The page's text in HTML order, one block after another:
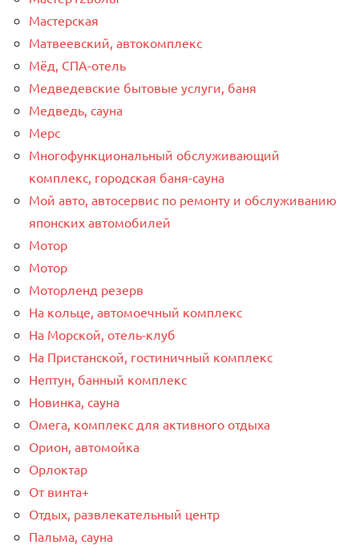
Мастерская
Матвеевский, автокомплекс
Мёд, СПА-отель
Медведевские бытовые услуги, баня
Медведь, сауна
Мерс
Многофункциональный обслуживающий
комплекс, ​городская баня-сауна
Мой авто, автосервис по ремонту и обслуживанию
японских автомобилей
Мотор
Мотор
Моторленд резерв
На кольце, автомоечный комплекс
На Морской, отель-клуб
На Пристанской, гостиничный комплекс
Нептун, банный комплекс
Новинка, сауна
Омега, комплекс для активного отдыха
Орион, автомойка
Орлоктар
От винта+
Отдых, развлекательный центр
Пальма, сауна